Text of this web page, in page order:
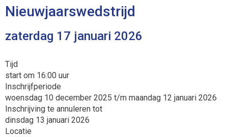
Nieuwjaarswedstrijd
zaterdag 17 januari 2026
Tijd
start om 16:00 uur
Inschrijfperiode
woensdag 10 december 2025 t/m maandag 12 januari 2026
Inschrijving te annuleren tot
dinsdag 13 januari 2026
Locatie